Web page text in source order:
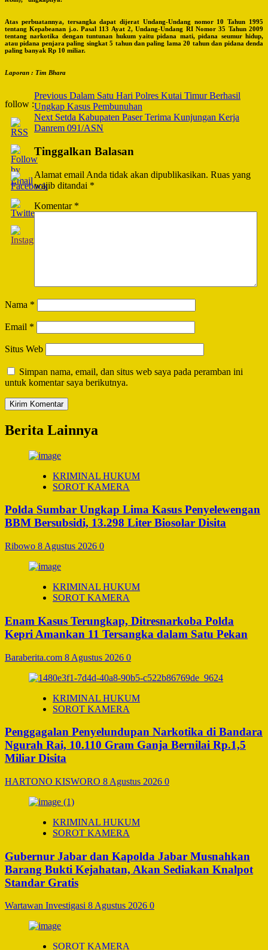
Atas perbuatannya, tersangka dapat dijerat Undang-Undang nomor 10 Tahun 1995
tentang Kepabeanan j.o. Pasal 113 Ayat 2, Undang-Undang RI Nomor 35 Tahun 2009
tentang narkotika dengan tuntunan hukum yaitu pidana mati, pidana seumur hidup,
atau pidana penjara paling singkat 5 tahun dan paling lama 20 tahun dan pidana denda
paling banyak Rp 10 miliar.
Laporan : Tim Bhara
follow :
Post
Navigation
Previous Dalam Satu Hari Polres Kutai Timur Berhasil
Ungkap Kasus Pembunuhan
NextSetda Kabupaten Paser Terima Kunjungan Kerja
Danrem 091/ASN
Tinggalkan Balasan
Alamat email Anda tidak akan dipublikasikan. Ruas yang
wajib ditandai *
Komentar *
Nama *
Email *
Situs Web
Simpan nama, email, dan situs web saya pada peramban ini
untuk komentar saya berikutnya.
Berita Lainnya
KRIMINAL HUKUM
SOROT KAMERA
Polda Sumbar Ungkap Lima Kasus Penyelewengan
BBM Bersubsidi, 13.298 Liter Biosolar Disita
Ribowo 8 Agustus 2026 0
KRIMINAL HUKUM
SOROT KAMERA
Enam Kasus Terungkap, Ditresnarkoba Polda
Kepri Amankan 11 Tersangka dalam Satu Pekan
Baraberita.com 8 Agustus 2026 0
KRIMINAL HUKUM
SOROT KAMERA
Penggagalan Penyelundupan Narkotika di Bandara
Ngurah Rai, 10.110 Gram Ganja Bernilai Rp.1,5
Miliar Disita
HARTONO KISWORO 8 Agustus 2026 0
KRIMINAL HUKUM
SOROT KAMERA
Gubernur Jabar dan Kapolda Jabar Musnahkan
Barang Bukti Kejahatan, Akan Sediakan Knalpot
Standar Gratis
Wartawan Investigasi 8 Agustus 2026 0
SOROT KAMERA